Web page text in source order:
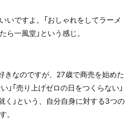
いですよ。「おしゃれをしてラーメ
一風堂」という感じ。
きなのですが、27歳で商売を始めた
」「売り上げゼロの日をつくらない」
く」という、自分自身に対する3つの
。